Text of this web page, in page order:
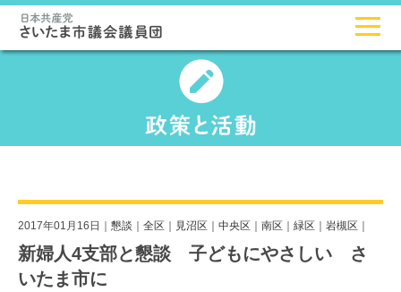
2017年01月16日｜ 懇談 全区 見沼区 中央区 南区 緑区 岩槻区
新婦人4支部と懇談 子どもにやさしい さ
いたま市に